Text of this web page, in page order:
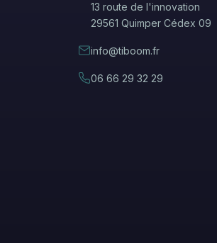
13 route de l'innovation
29561 Quimper Cédex 09
info@tiboom.fr
06 66 29 32 29